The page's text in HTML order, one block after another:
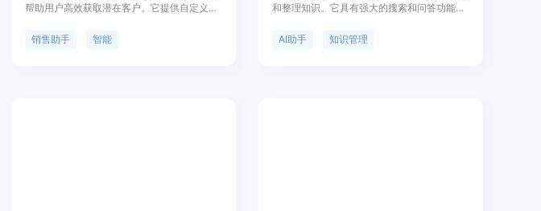
帮助用户高效获取潜在客户。它提供自定义筛
目标客户。无需繁琐的学习过程，您已经知道
销售助手 智能
和整理知识。它具有强大的搜索和问答功能，
供了定价和定位等详细信息。
AI助手 知识管理